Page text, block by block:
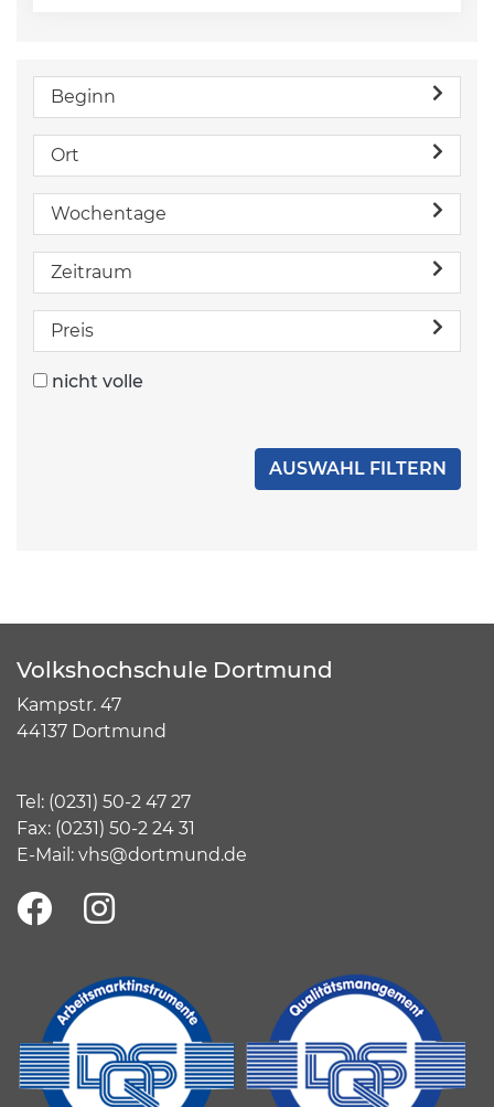
Beginn
Ort
Wochentage
Zeitraum
Preis
nicht volle
Volkshochschule Dortmund
Kampstr. 47
44137 Dortmund
Tel: (0231) 50-2 47 27
Fax: (0231) 50-2 24 31
E-Mail: vhs@dortmund.de